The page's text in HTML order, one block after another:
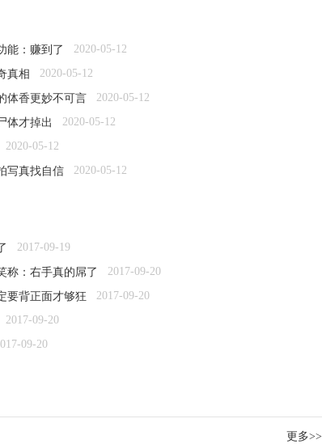
能：赚到了 2020-05-12
真相 2020-05-12
体香更妙不可言 2020-05-12
体才掉出 2020-05-12
2020-05-12
写真找自信 2020-05-12
2017-09-19
称：右手真的屌了 2017-09-20
要背正面才够狂 2017-09-20
2017-09-20
09-20
更多>>